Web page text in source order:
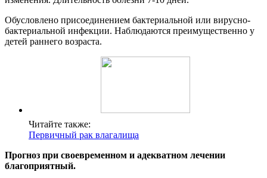
Обусловлено присоединением бактериальной или вирусно-
бактериальной инфекции. Наблюдаются преимущественно у
детей раннего возраста.
Читайте также:
Первичный рак влагалища
Прогноз при своевременном и адекватном лечении
благоприятный.